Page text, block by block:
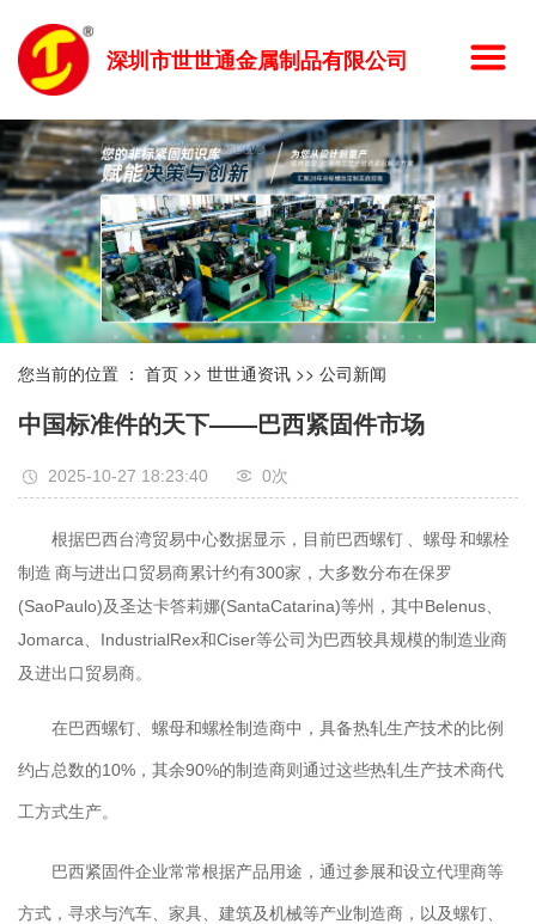
深圳市世世通金属制品有限公司
您当前的位置 ： 首页 >> 世世通资讯 >> 公司新闻
中国标准件的天下——巴西紧固件市场
2025-10-27 18:23:40 0次
根据巴西台湾贸易中心数据显示，目前巴西螺钉 、螺母 和螺栓
制造 商与进出口贸易商累计约有300家，大多数分布在保罗
(SaoPaulo)及圣达卡答莉娜(SantaCatarina)等州，其中Belenus、
Jomarca、IndustrialRex和Ciser等公司为巴西较具规模的制造业商
及进出口贸易商。
在巴西螺钉、螺母和螺栓制造商中，具备热轧生产技术的比例
约占总数的10%，其余90%的制造商则通过这些热轧生产技术商代
工方式生产。
巴西紧固件企业常常根据产品用途，通过参展和设立代理商等
方式，寻求与汽车、家具、建筑及机械等产业制造商，以及螺钉、